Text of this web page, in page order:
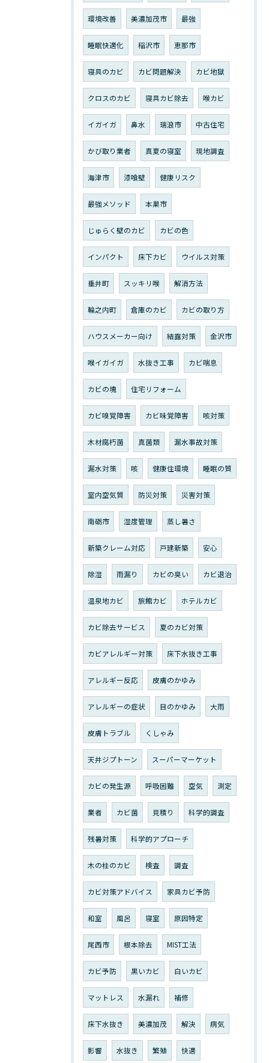
環境改善 美濃加茂市 最強
睡眠快適化 稲沢市 恵那市
寝具のカビ カビ問題解決 カビ地獄
クロスのカビ 寝具カビ除去 喉カビ
イガイガ 鼻水 瑞浪市 中古住宅
かび取り業者 真夏の寝室 現地調査
海津市 漆喰壁 健康リスク
最強メソッド 本巣市
じゅらく壁のカビ カビの色
インパクト 床下カビ ウイルス対策
垂井町 スッキリ喉 解消方法
輪之内町 倉庫のカビ カビの取り方
ハウスメーカー向け 結露対策 金沢市
喉イガイガ 水抜き工事 カビ喘息
カビの塊 住宅リフォーム
カビ嗅覚障害 カビ味覚障害 咳対策
木材腐朽菌 真菌類 漏水事故対策
漏水対策 咳 健康住環境 睡眠の質
室内空気質 防災対策 災害対策
南砺市 湿度管理 蒸し暑さ
新築クレーム対応 戸建新築 安心
除湿 雨漏り カビの臭い カビ退治
温泉地カビ 旅館カビ ホテルカビ
カビ除去サービス 夏のカビ対策
カビアレルギー対策 床下水抜き工事
アレルギー反応 皮膚のかゆみ
アレルギーの症状 目のかゆみ 大雨
皮膚トラブル くしゃみ
天井ジプトーン スーパーマーケット
カビの発生源 呼吸困難 空気 測定
業者 カビ菌 見積り 科学的調査
残暑対策 科学的アプローチ
木の柱のカビ 検査 調査
カビ対策アドバイス 家具カビ予防
和室 風呂 寝室 原因特定
尾西市 根本除去 MIST工法
カビ予防 黒いカビ 白いカビ
マットレス 水漏れ 補修
床下水抜き 美濃加茂 解決 病気
影響 水抜き 繁殖 快適